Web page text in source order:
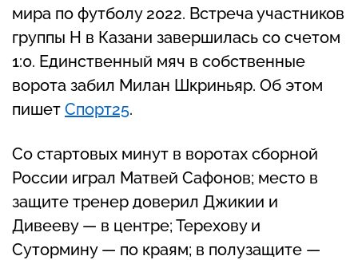
мира по футболу 2022. Встреча участников
группы H в Казани завершилась со счетом
1:0. Единственный мяч в собственные
ворота забил Милан Шкриньяр. Об этом
пишет Спорт25.
Со стартовых минут в воротах сборной
России играл Матвей Сафонов; место в
защите тренер доверил Джикии и
Дивееву — в центре; Терехову и
Сутормину — по краям; в полузащите —